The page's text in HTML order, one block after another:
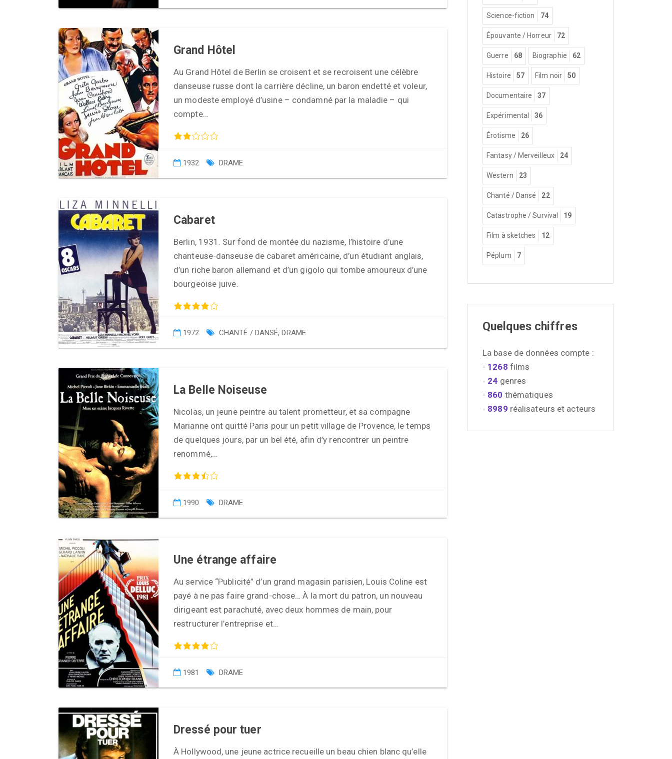
Grand Hôtel
Au Grand Hôtel de Berlin se croisent et se recroisent une célèbre
danseuse russe dont la carrière décline, un baron endetté et voleur,
un modeste employé d’usine – condamné par la maladie – qui
compte…
1932 DRAME
Cabaret
Berlin, 1931. Sur fond de montée du nazisme, l’histoire d’une
chanteuse-danseuse de cabaret américaine, d’un étudiant anglais,
d’un riche baron allemand et d’un gigolo qui tombe amoureux d’une
bourgeoise juive.
1972 CHANTÉ / DANSÉ,DRAME
La Belle Noiseuse
Nicolas, un jeune peintre au talent prometteur, et sa compagne
Marianne ont quitté Paris pour un petit village de Provence, le temps
de quelques jours, par un bel été, afin d’y rencontrer un peintre
renommé,…
1990 DRAME
Une étrange affaire
Au service “Publicité” d’un grand magasin parisien, Louis Coline est
payé à ne pas faire grand-chose… À la mort du patron, un nouveau
dirigeant est parachuté, avec deux hommes de main, pour
restructurer l’entreprise et…
1981 DRAME
Dressé pour tuer
À Hollywood, une jeune actrice recueille un beau chien blanc qu’elle
Science-fiction 74
Épouvante / Horreur 72
Guerre 68 Biographie 62
Histoire 57 Film noir 50
Documentaire 37
Expérimental 36
Érotisme 26
Fantasy / Merveilleux 24
Western 23
Chanté / Dansé 22
Catastrophe / Survival 19
Film à sketches 12
Péplum 7
Quelques chiffres
La base de données compte :
- 1268 films
- 24 genres
- 860 thématiques
- 8989 réalisateurs et acteurs